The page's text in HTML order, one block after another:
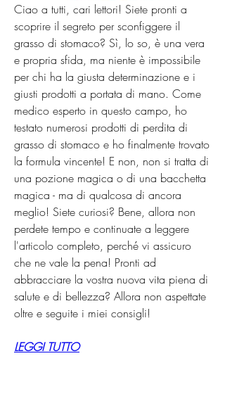
Ciao a tutti, cari lettori! Siete pronti a
scoprire il segreto per sconfiggere il
grasso di stomaco? Sì, lo so, è una vera
e propria sfida, ma niente è impossibile
per chi ha la giusta determinazione e i
giusti prodotti a portata di mano. Come
medico esperto in questo campo, ho
testato numerosi prodotti di perdita di
grasso di stomaco e ho finalmente trovato
la formula vincente! E non, non si tratta di
una pozione magica o di una bacchetta
magica - ma di qualcosa di ancora
meglio! Siete curiosi? Bene, allora non
perdete tempo e continuate a leggere
l'articolo completo, perché vi assicuro
che ne vale la pena! Pronti ad
abbracciare la vostra nuova vita piena di
salute e di bellezza? Allora non aspettate
oltre e seguite i miei consigli!
LEGGI TUTTO